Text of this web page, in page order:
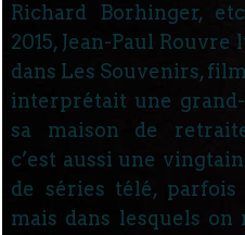
Richard Borhinger,
2015, Jean-Paul
dans Les Souvenirs,
interprétait une
sa maison de
c’est aussi une
de séries télé, parfois
mais dans lesquels